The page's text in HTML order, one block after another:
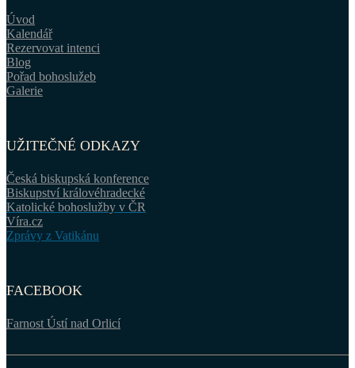
Úvod
Kalendář
Rezervovat intenci
Blog
Pořad bohoslužeb
Galerie
UŽITEČNÉ ODKAZY
Česká biskupská konference
Biskupství královéhradecké
Katolické bohoslužby v ČR
Víra.cz
Zprávy z Vatikánu
FACEBOOK
Farnost Ústí nad Orlicí